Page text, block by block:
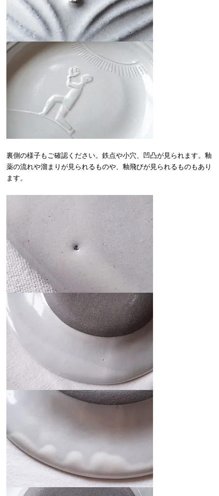
裏側の様子もご確認ください。鉄点や小穴、凹凸が見られます。釉
薬の流れや溜まりが見られるものや、釉飛びが見られるものもあり
ます。